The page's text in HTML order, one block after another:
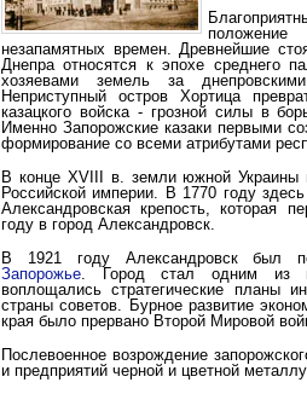
незапамятных времен. Древнейшие
Днепра относятся к эпохе среднего
хозяевами земель за
Неприступный остров Хортица
казацкого войска - грозной силы в
Именно Запорожские казаки первыми
формирование со всеми атрибутами
В конце XVIII в. земли южной Украины
Российской империи. В 1770 году
Александровская крепость, которая
году в город Александровск.
В 1921 году Александровск был
Запорожье. Город стал одним из
воплощались стратегические планы
страны советов. Бурное развитие
края было прервано Второй Мировой
Послевоенное возрождение
и предприятий черной и цветной